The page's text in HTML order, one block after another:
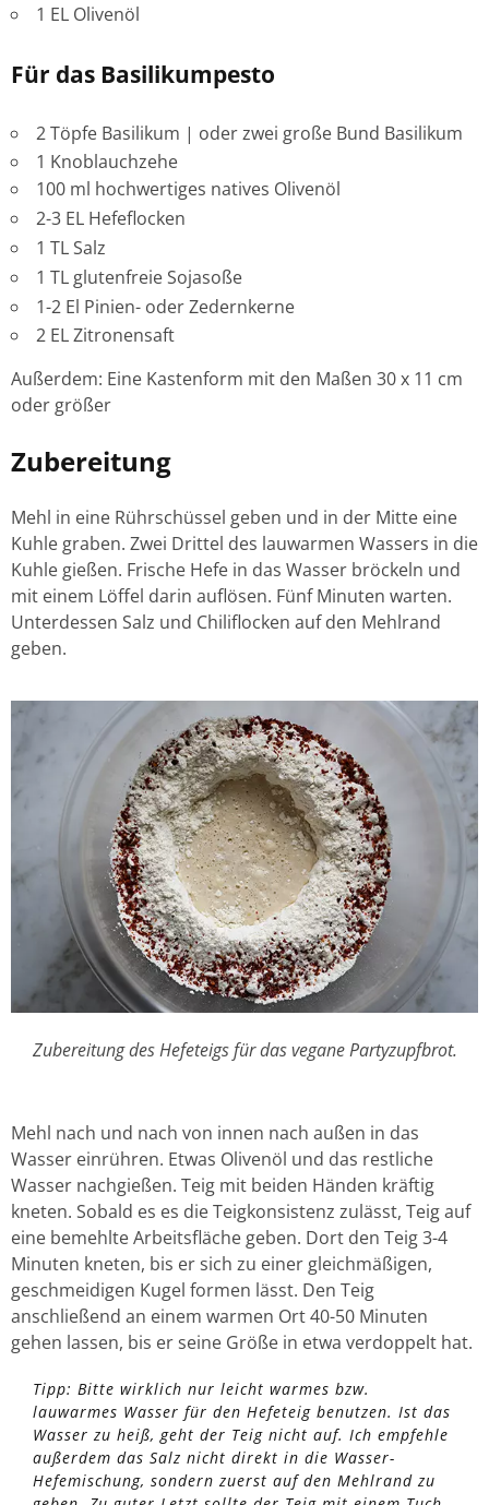
1 EL Olivenöl
Für das Basilikumpesto
2 Töpfe Basilikum | oder zwei große Bund Basilikum
1 Knoblauchzehe
100 ml hochwertiges natives Olivenöl
2-3 EL Hefeflocken
1 TL Salz
1 TL glutenfreie Sojasoße
1-2 El Pinien- oder Zedernkerne
2 EL Zitronensaft
Außerdem: Eine Kastenform mit den Maßen 30 x 11 cm
oder größer
Zubereitung
Mehl in eine Rührschüssel geben und in der Mitte eine
Kuhle graben. Zwei Drittel des lauwarmen Wassers in die
Kuhle gießen. Frische Hefe in das Wasser bröckeln und
mit einem Löffel darin auflösen. Fünf Minuten warten.
Unterdessen Salz und Chiliflocken auf den Mehlrand
geben.
Zubereitung des Hefeteigs für das vegane Partyzupfbrot.
Mehl nach und nach von innen nach außen in das
Wasser einrühren. Etwas Olivenöl und das restliche
Wasser nachgießen. Teig mit beiden Händen kräftig
kneten. Sobald es es die Teigkonsistenz zulässt, Teig auf
eine bemehlte Arbeitsfläche geben. Dort den Teig 3-4
Minuten kneten, bis er sich zu einer gleichmäßigen,
geschmeidigen Kugel formen lässt. Den Teig
anschließend an einem warmen Ort 40-50 Minuten
gehen lassen, bis er seine Größe in etwa verdoppelt hat.
Tipp: Bitte wirklich nur leicht warmes bzw.
lauwarmes Wasser für den Hefeteig benutzen. Ist das
Wasser zu heiß, geht der Teig nicht auf. Ich empfehle
außerdem das Salz nicht direkt in die Wasser-
Hefemischung, sondern zuerst auf den Mehlrand zu